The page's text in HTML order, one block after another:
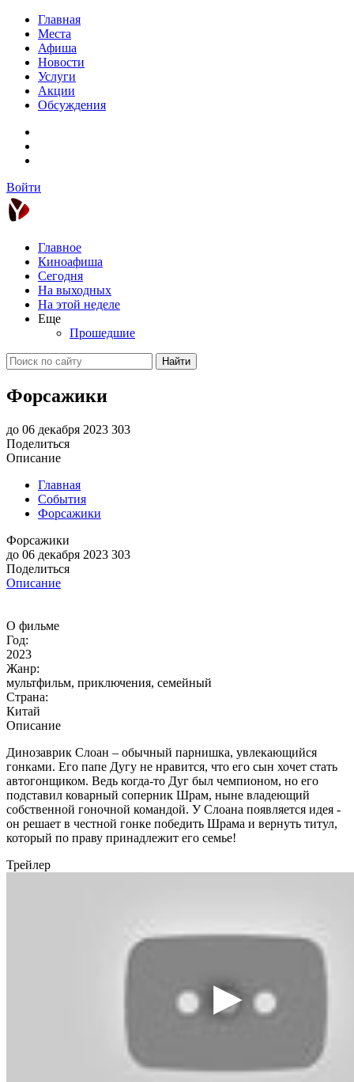
Главная
Места
Афиша
Новости
Услуги
Акции
Обсуждения
Войти
Главное
Киноафиша
Сегодня
На выходных
На этой неделе
Еще
Прошедшие
Найти
Форсажики
до 06 декабря 2023 303
Поделиться
Описание
Главная
События
Форсажики
Форсажики
до 06 декабря 2023 303
Поделиться
Описание
О фильме
Год:
2023
Жанр:
мультфильм, приключения, семейный
Страна:
Китай
Описание
Динозаврик Слоан – обычный парнишка, увлекающийся
гонками. Его папе Дугу не нравится, что его сын хочет стать
автогонщиком. Ведь когда-то Дуг был чемпионом, но его
подставил коварный соперник Шрам, ныне владеющий
собственной гоночной командой. У Слоана появляется идея -
он решает в честной гонке победить Шрама и вернуть титул,
который по праву принадлежит его семье!
Трейлер